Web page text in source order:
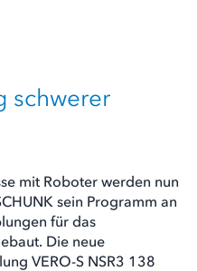
schwerer
mit Roboter werden nun
sein Programm an
für das
Die neue
VERO-S NSR3 138